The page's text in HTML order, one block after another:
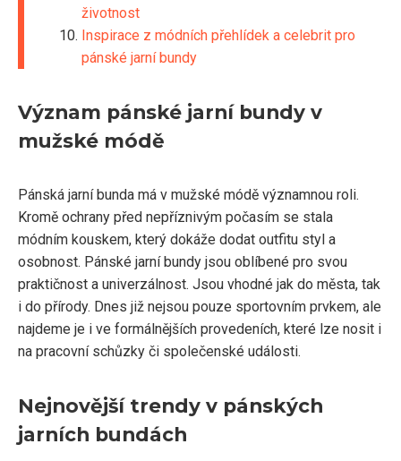
životnost
Inspirace z módních přehlídek a celebrit pro
pánské jarní bundy
Význam pánské jarní bundy v
mužské módě
Pánská jarní bunda má v mužské módě významnou roli.
Kromě ochrany před nepříznivým počasím se stala
módním kouskem, který dokáže dodat outfitu styl a
osobnost. Pánské jarní bundy jsou oblíbené pro svou
praktičnost a univerzálnost. Jsou vhodné jak do města, tak
i do přírody. Dnes již nejsou pouze sportovním prvkem, ale
najdeme je i ve formálnějších provedeních, které lze nosit i
na pracovní schůzky či společenské události.
Nejnovější trendy v pánských
jarních bundách